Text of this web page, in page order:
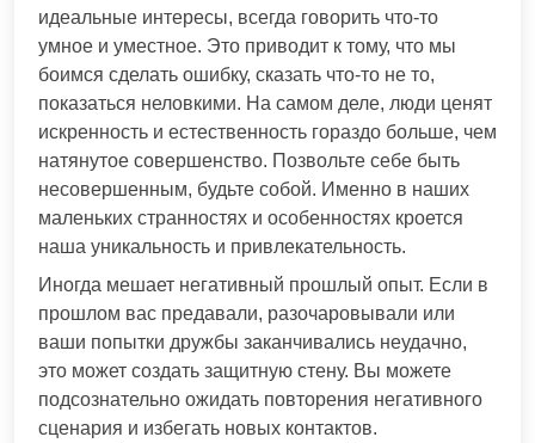
идеальные интересы, всегда говорить что-то
умное и уместное. Это приводит к тому, что мы
боимся сделать ошибку, сказать что-то не то,
показаться неловкими. На самом деле, люди ценят
искренность и естественность гораздо больше, чем
натянутое совершенство. Позвольте себе быть
несовершенным, будьте собой. Именно в наших
маленьких странностях и особенностях кроется
наша уникальность и привлекательность.
Иногда мешает негативный прошлый опыт. Если в
прошлом вас предавали, разочаровывали или
ваши попытки дружбы заканчивались неудачно,
это может создать защитную стену. Вы можете
подсознательно ожидать повторения негативного
сценария и избегать новых контактов.